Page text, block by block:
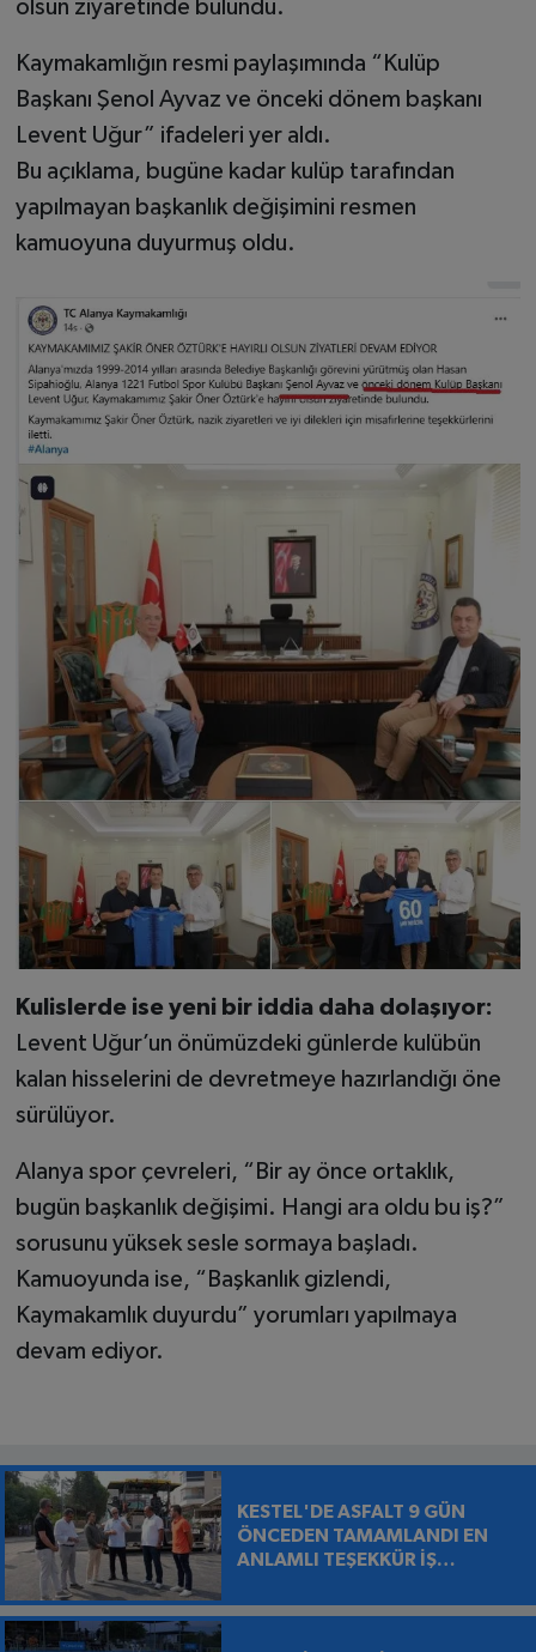
olsun ziyaretinde bulundu.
Kaymakamlığın resmi paylaşımında “Kulüp
Başkanı Şenol Ayvaz ve önceki dönem başkanı
Levent Uğur” ifadeleri yer aldı.
Bu açıklama, bugüne kadar kulüp tarafından
yapılmayan başkanlık değişimini resmen
kamuoyuna duyurmuş oldu.
Kulislerde ise yeni bir iddia daha dolaşıyor:
Levent Uğur’un önümüzdeki günlerde kulübün
kalan hisselerini de devretmeye hazırlandığı öne
sürülüyor.
Alanya spor çevreleri, “Bir ay önce ortaklık,
bugün başkanlık değişimi. Hangi ara oldu bu iş?”
sorusunu yüksek sesle sormaya başladı.
Kamuoyunda ise, “Başkanlık gizlendi,
Kaymakamlık duyurdu” yorumları yapılmaya
devam ediyor.
KESTEL'DE ASFALT 9 GÜN
ÖNCEDEN TAMAMLANDI EN
ANLAMLI TEŞEKKÜR İŞ
BIRAKILDI